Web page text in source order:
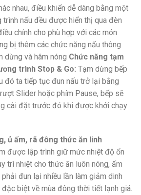
nhau, điều khiển dễ dàng bằng một
trình nấu đều được hiển thị qua đèn
chỉnh cho phù hợp với các món
bị thêm các chức năng nấu thông
dừng và hâm nóng Chức năng tạm
trình Stop & Go: Tạm dừng bếp
đó ta tiếp tục đun nấu trở lại bằng
Slider hoặc phím Pause, bếp sẽ
cài đặt trước đó khi được khởi chạy
ủ ấm, rã đông thức ăn linh
được lập trình giữ mức nhiệt độ ổn
trì nhiệt cho thức ăn luôn nóng, ấm
đun lại nhiều lần làm giảm dinh
biệt về mùa đông thời tiết lạnh giá.